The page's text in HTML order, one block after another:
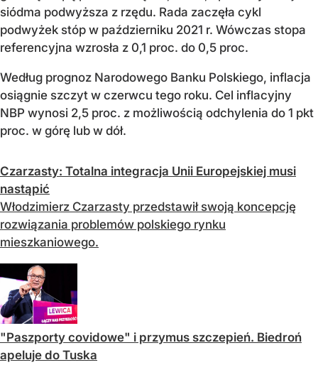
siódma podwyższa z rzędu. Rada zaczęła cykl
podwyżek stóp w październiku 2021 r. Wówczas stopa
referencyjna wzrosła z 0,1 proc. do 0,5 proc.
Według prognoz Narodowego Banku Polskiego, inflacja
osiągnie szczyt w czerwcu tego roku. Cel inflacyjny
NBP wynosi 2,5 proc. z możliwością odchylenia do 1 pkt
proc. w górę lub w dół.
Czarzasty: Totalna integracja Unii Europejskiej musi
nastąpić
Włodzimierz Czarzasty przedstawił swoją koncepcję
rozwiązania problemów polskiego rynku
mieszkaniowego.
"Paszporty covidowe" i przymus szczepień. Biedroń
apeluje do Tuska